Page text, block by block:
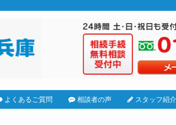
よくあるご質問 相談者の声 スタッフ紹介